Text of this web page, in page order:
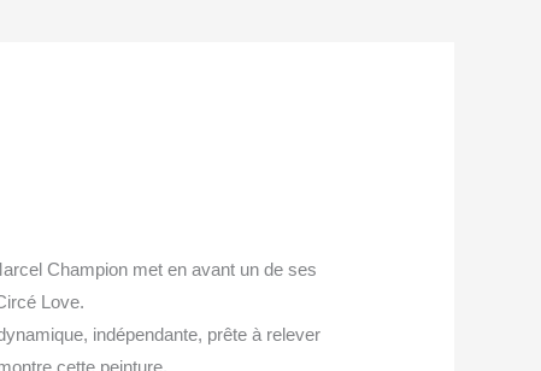
Champion met en avant un de ses
Love.
indépendante, prête à relever